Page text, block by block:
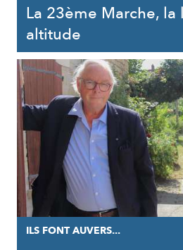
La 23ème Marche,
altitude
ILS FONT AUVERS...